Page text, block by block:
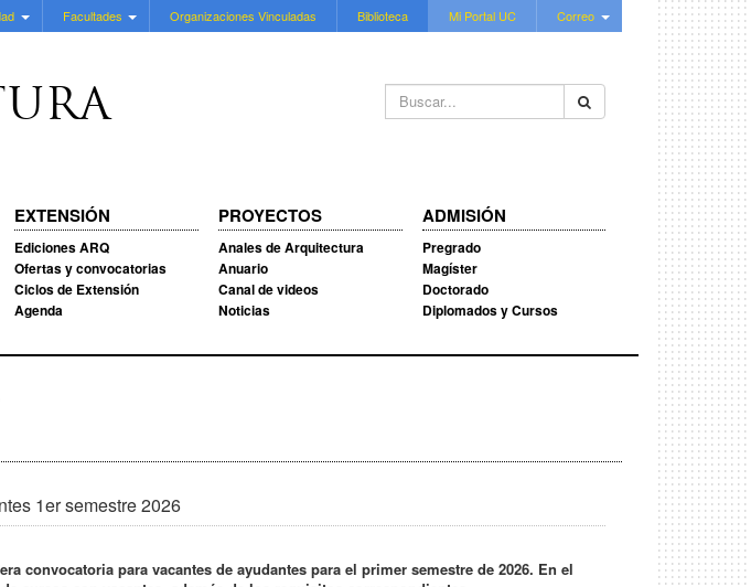
Facultades Organizaciones Vinculadas Biblioteca Mi Portal UC Correo
Buscar...
EXTENSIÓN
Ediciones ARQ
Ofertas y convocatorias
Ciclos de Extensión
Agenda
PROYECTOS
Anales de Arquitectura
Anuario
Canal de videos
Noticias
ADMISIÓN
Pregrado
Magíster
Doctorado
Diplomados y Cursos
1er semestre 2026
convocatoria para vacantes de ayudantes para el primer semestre de 2026. En el